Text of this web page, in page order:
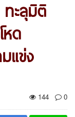
ทะลุมิติ
หด
แข่ง
144
0